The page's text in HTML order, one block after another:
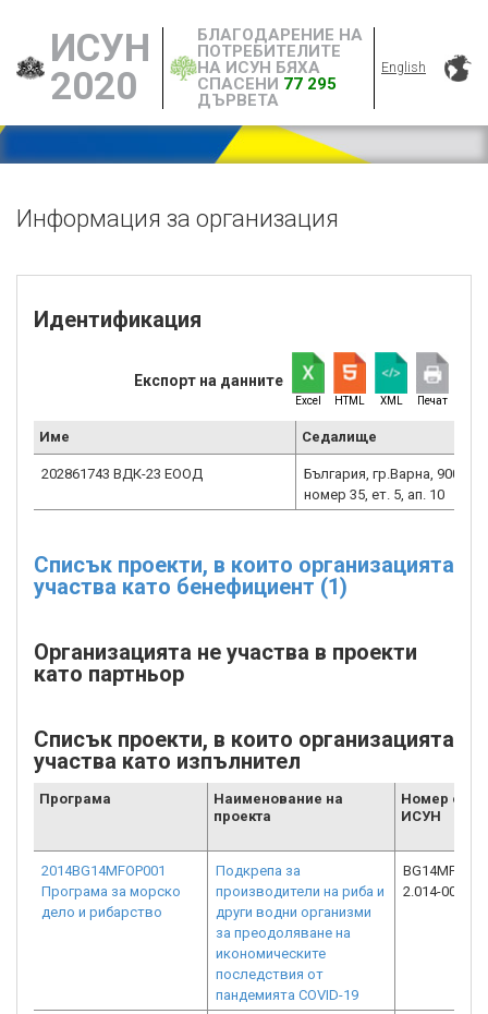
ИСУН
2020
БЛАГОДАРЕНИЕ НА
ПОТРЕБИТЕЛИТЕ
НА ИСУН БЯХА
СПАСЕНИ 77 295
ДЪРВЕТА
English
Информация за организация
Идентификация
Експорт на данните
Excel HTML XML Печат
Име Седалище
202861743 ВДК-23 ЕООД
България, гр.Варна,
номер 35, ет. 5, ап. 10
Списък проекти, в които организацията
участва като бенефициент (1)
Организацията не участва в проекти
като партньор
Списък проекти, в които организацията
участва като изпълнител
Програма
Наименование на
проекта
Номер от
ИСУН
2014BG14MFOP001
Програма за морско
дело и рибарство
Подкрепа за
производители на риба и
други водни организми
за преодоляване на
икономическите
последствия от
пандемията COVID-19
2.014-0035-